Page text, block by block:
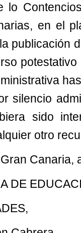
lo
en el
publicación
silencio
sido
otro
Canaria,
DE